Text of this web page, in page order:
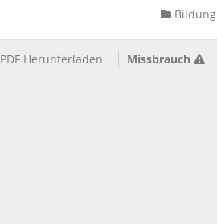
Bildung
PDF Herunterladen Missbrauch